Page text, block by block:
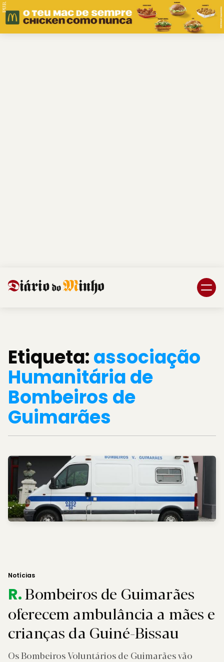
PUB.
Etiqueta:associação
Humanitária de
Bombeiros de
Guimarães
Notícias
R.Bombeiros de Guimarães
oferecem ambulância a mães e
crianças da Guiné-Bissau
Os Bombeiros Voluntários de Guimarães vão